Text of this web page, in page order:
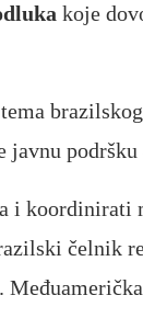
koje
javnu
i koordinirati
čelnik